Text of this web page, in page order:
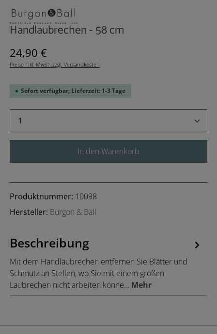
Handlaubrechen - 58 cm
Regulärer Preis:
24,90 €
Preise inkl. MwSt. zzgl. Versandkosten
Sofort verfügbar, Lieferzeit: 1-3 Tage
Produkt Anzahl: Gib den gewünschten
In den Warenkorb
Produktnummer: 10098
Hersteller: Burgon & Ball
Beschreibung
Mit dem Handlaubrechen entfernen Sie Blätter und
Schmutz an Stellen, wo Sie mit einem großen
Laubrechen nicht arbeiten könne… Mehr